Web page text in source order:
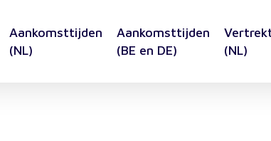
Aankomsttijden
(NL)
Aankomsttijden
(BE en DE)
(NL)